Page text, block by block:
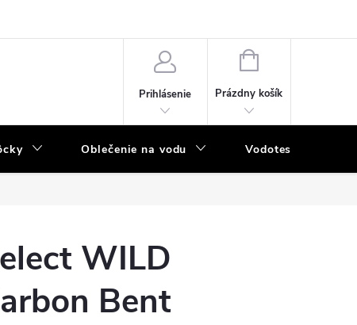
Prihlásenie
NÁKUPNÝ
Prázdny košík
Oblečenie na vodu Vodotesný program
WILD
Bent